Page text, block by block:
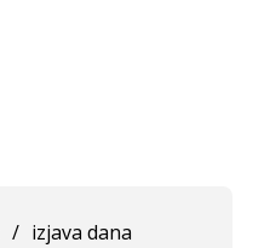
/ izjava dana